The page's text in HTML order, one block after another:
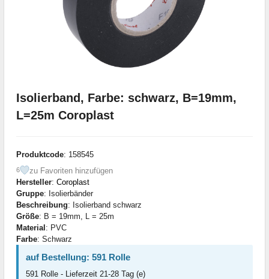
Isolierband, Farbe: schwarz, B=19mm,
L=25m Coroplast
Produktcode: 158545
6
zu Favoriten hinzufügen
Hersteller: Coroplast
Gruppe: Isolierbänder
Beschreibung: Isolierband schwarz
Größe: B = 19mm, L = 25m
Material: PVC
Farbe: Schwarz
auf Bestellung: 591 Rolle
591 Rolle - Lieferzeit 21-28 Tag (e)